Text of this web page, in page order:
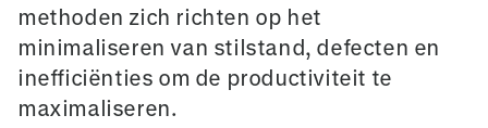
methoden zich richten op het
minimaliseren van stilstand, defecten en
inefficiënties om de productiviteit te
maximaliseren.